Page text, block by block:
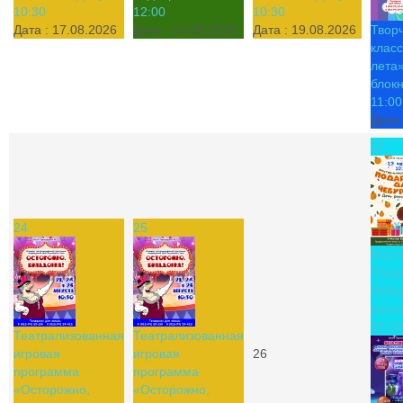
10:30
Дата : 17.08.2026
12:00
Дата : 18.08.2026
10:30
Дата : 19.08.2026
11:00
24
Театрализованная
игровая
программа
«Осторожно,
25
Театрализованная
игровая
программа
«Осторожно,
26
27
10:30